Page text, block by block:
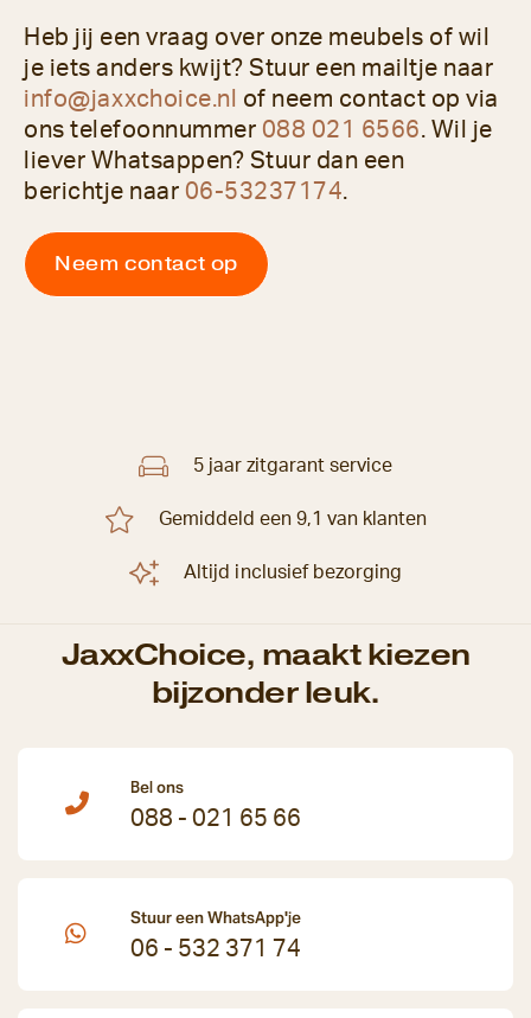
Heb jij een vraag over onze meubels of wil
je iets anders kwijt? Stuur een mailtje naar
info@jaxxchoice.nl
of neem contact op via
ons telefoonnummer 088 021 6566. Wil je
liever Whatsappen? Stuur dan een
berichtje naar 06-53237174.
Neem contact op
5 jaar zitgarant service
Gemiddeld een 9,1 van klanten
Altijd inclusief bezorging
JaxxChoice, maakt kiezen
bijzonder leuk.
Bel ons
088 - 021 65 66
Stuur een WhatsApp'je
06 - 532 371 74